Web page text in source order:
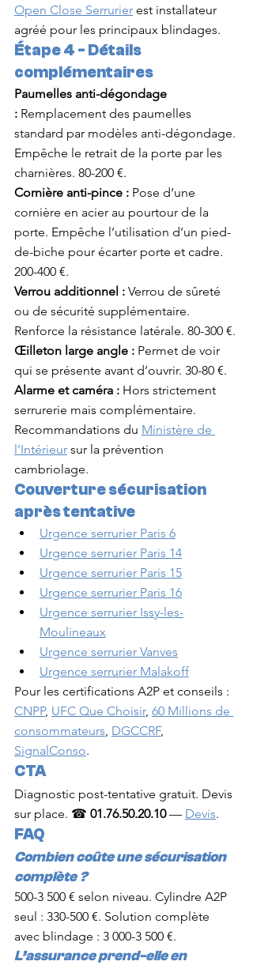
Open Close Serrurier est installateur
agréé pour les principaux blindages.
Étape 4 - Détails
complémentaires
Paumelles anti-dégondage
: Remplacement des paumelles
standard par modèles anti-dégondage.
Empêche le retrait de la porte par les
charnières. 80-200 €.
Cornière anti-pince : Pose d’une
cornière en acier au pourtour de la
porte. Empêche l’utilisation d’un pied-
de-biche pour écarter porte et cadre.
200-400 €.
Verrou additionnel : Verrou de sûreté
ou de sécurité supplémentaire.
Renforce la résistance latérale. 80-300 €.
Œilleton large angle : Permet de voir
qui se présente avant d’ouvrir. 30-80 €.
Alarme et caméra : Hors strictement
serrurerie mais complémentaire.
Recommandations du Ministère de
l’Intérieur sur la prévention
cambriolage.
Couverture sécurisation
après tentative
Urgence serrurier Paris 6
Urgence serrurier Paris 14
Urgence serrurier Paris 15
Urgence serrurier Paris 16
Urgence serrurier Issy-les-
Moulineaux
Urgence serrurier Vanves
Urgence serrurier Malakoff
Pour les certifications A2P et conseils :
CNPP, UFC Que Choisir, 60 Millions de
consommateurs, DGCCRF,
SignalConso.
CTA
Diagnostic post-tentative gratuit. Devis
sur place. ☎ 01.76.50.20.10 — Devis.
FAQ
Combien coûte une sécurisation
complète ?
500-3 500 € selon niveau. Cylindre A2P
seul : 330-500 €. Solution complète
avec blindage : 3 000-3 500 €.
L’assurance prend-elle en